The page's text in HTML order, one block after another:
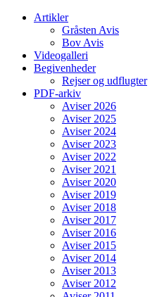
Artikler
Gråsten Avis
Bov Avis
Videogalleri
Begivenheder
Rejser og udflugter
PDF-arkiv
Aviser 2026
Aviser 2025
Aviser 2024
Aviser 2023
Aviser 2022
Aviser 2021
Aviser 2020
Aviser 2019
Aviser 2018
Aviser 2017
Aviser 2016
Aviser 2015
Aviser 2014
Aviser 2013
Aviser 2012